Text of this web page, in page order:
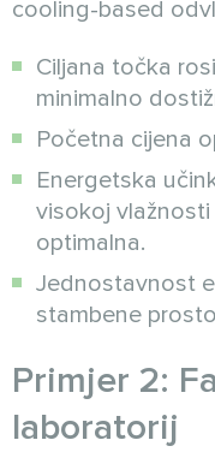
cooling-based
Ciljana točka
minimalno
Početna cijena
Energetska
visokoj
optimalna.
Jednostavnost
stambene
Primjer 2:
laboratorij